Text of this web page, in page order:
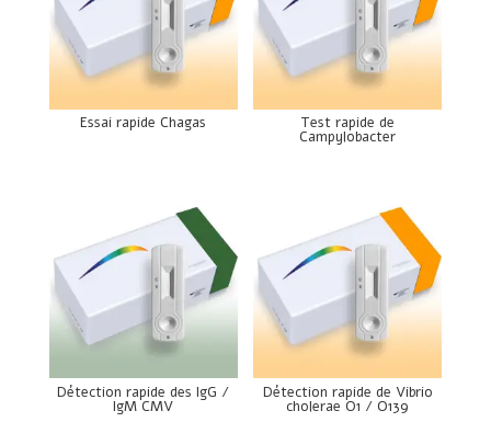
Essai rapide Chagas Test rapide de
Campylobacter
Détection rapide des IgG /
IgM CMV
Détection rapide de Vibrio
cholerae O1 / O139